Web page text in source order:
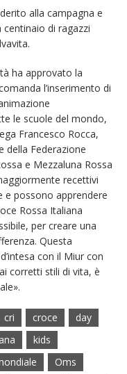
alla campagna e
di ragazzi
ha approvato la
l’inserimento di
le scuole del mondo,
Francesco Rocca,
della Federazione
e Mezzaluna Rossa
recettivi
e possono apprendere
Rossa Italiana
per creare una
Questa
con il Miur con
corretti stili di vita, è
cri croce
day
kids
Oms